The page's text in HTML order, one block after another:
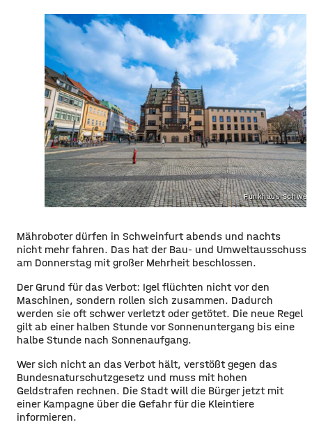
Funkhaus
Mähroboter dürfen in Schweinfurt abends und nachts
nicht mehr fahren. Das hat der Bau- und Umweltausschuss
am Donnerstag mit großer Mehrheit beschlossen.
Der Grund für das Verbot: Igel flüchten nicht vor den
Maschinen, sondern rollen sich zusammen. Dadurch
werden sie oft schwer verletzt oder getötet. Die neue Regel
gilt ab einer halben Stunde vor Sonnenuntergang bis eine
halbe Stunde nach Sonnenaufgang.
Wer sich nicht an das Verbot hält, verstößt gegen das
Bundesnaturschutzgesetz und muss mit hohen
Geldstrafen rechnen. Die Stadt will die Bürger jetzt mit
einer Kampagne über die Gefahr für die Kleintiere
informieren.